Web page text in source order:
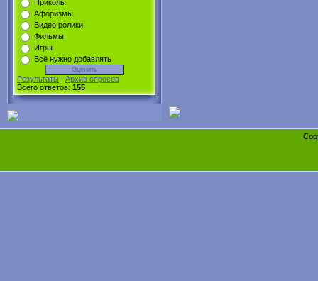
Приколы
Афоризмы
Видео ролики
Фильмы
Игры
Всё нужно добавлять
Результаты | Архив опросов
Всего ответов: 155